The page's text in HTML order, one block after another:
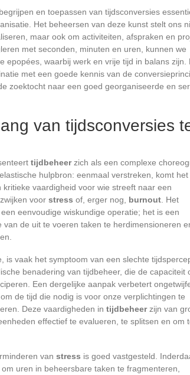
en toepassen van tijdsconversies
Het beheersen van deze kunst stelt ons
maar ook om activiteiten, afspraken en
met seconden, minuten en uren, kunnen we
epopées, waarbij werk en vrije tijd in balans zijn.
met een goede kennis van de
zoektocht naar een goed georganiseerde en
van tijdsconversies
tijdbeheerzich als een complexe
hulpbron: eenmaal verstreken, komt het
kritieke vaardigheid voor wie streeft naar een
voor stress of, erger nog, burnout . Het
eenvoudige wiskundige operatie; het is een
de uit te voeren taken te herdimensioneren
is vaak het symptoom van een slechte
benadering van tijdbeheer, die de capaciteit
Een dergelijke aanpak verbetert
de tijd die nodig is voor onze verplichtingen te
Deze vaardigheden in tijdbeheerzijn van
effectief te evalueren, te splitsen en om
van stress is goed vastgesteld.
uren in beheersbare taken te fragmenteren,